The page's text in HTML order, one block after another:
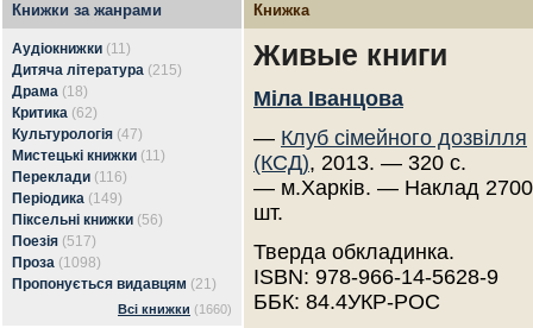
Книжки за жанрами
Аудіокнижки (11)
Дитяча література (215)
Драма (18)
Критика (62)
Культурологія (47)
Мистецькі книжки (11)
Переклади (116)
Періодика (149)
Піксельні книжки (56)
Поезія (517)
Проза (1098)
Пропонується видавцям (21)
Всі книжки (1660)
Книжка
Живые книги
Міла Іванцова
— Клуб сімейного дозвілля
(КСД), 2013. — 320 с.
— м.Харків. — Наклад
шт.
Тверда обкладинка.
ISBN: 978-966-14-5628-9
ББК: 84.4УКР-РОС